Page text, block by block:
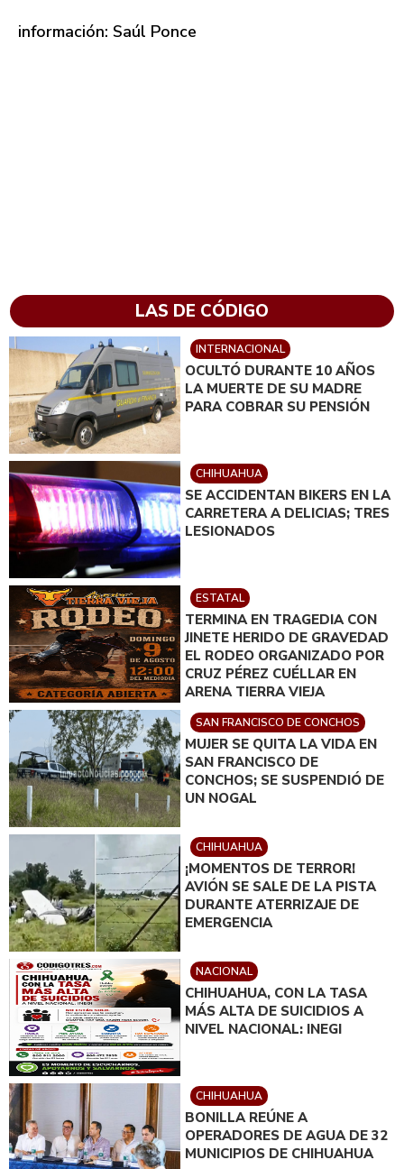
información: Saúl Ponce
LAS DE CÓDIGO
INTERNACIONAL
OCULTÓ DURANTE 10 AÑOS
LA MUERTE DE SU MADRE
PARA COBRAR SU PENSIÓN
CHIHUAHUA
SE ACCIDENTAN BIKERS EN LA
CARRETERA A DELICIAS; TRES
LESIONADOS
ESTATAL
TERMINA EN TRAGEDIA CON
JINETE HERIDO DE GRAVEDAD
EL RODEO ORGANIZADO POR
CRUZ PÉREZ CUÉLLAR EN
ARENA TIERRA VIEJA
SAN FRANCISCO DE CONCHOS
MUJER SE QUITA LA VIDA EN
SAN FRANCISCO DE
CONCHOS; SE SUSPENDIÓ DE
UN NOGAL
CHIHUAHUA
¡MOMENTOS DE TERROR!
AVIÓN SE SALE DE LA PISTA
DURANTE ATERRIZAJE DE
EMERGENCIA
NACIONAL
CHIHUAHUA, CON LA TASA
MÁS ALTA DE SUICIDIOS A
NIVEL NACIONAL: INEGI
CHIHUAHUA
BONILLA REÚNE A
OPERADORES DE AGUA DE 32
MUNICIPIOS DE CHIHUAHUA